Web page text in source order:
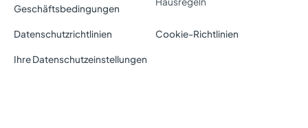
Geschäftsbedingungen
Datenschutzrichtlinien Cookie-Richtlinien
Ihre Datenschutzeinstellungen